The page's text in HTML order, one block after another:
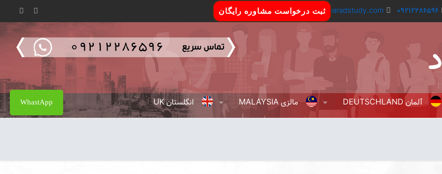
09212286596
Info@aradstudy.com
آلمان DEUTSCHLAND مالزی MALAYSIA انگلستان UK WhastApp
ثبت درخواست مشاوره رایگان